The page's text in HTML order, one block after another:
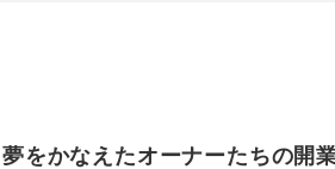
夢をかなえたオーナーたちの開